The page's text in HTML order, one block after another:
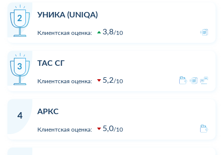
УНИКА (UNIQA)
Клиентская оценка: 3,8 10
ТАС СГ
Клиентская оценка: 5,2 10
4
АРКС
Клиентская оценка: 5,0 10